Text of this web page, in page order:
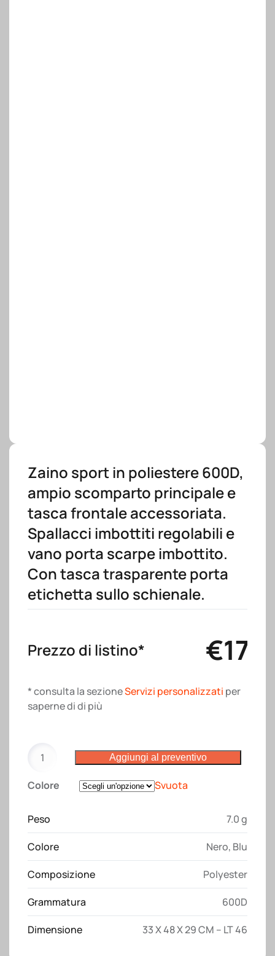
Zaino sport in poliestere 600D,
ampio scomparto principale e
tasca frontale accessoriata.
Spallacci imbottiti regolabili e
vano porta scarpe imbottito.
Con tasca trasparente porta
etichetta sullo schienale.
Prezzo di listino* €
* consulta la sezioneServizi personalizzati per
saperne di di più
sport
in
poliestere
ampio
principale
e
vano
porta
imbottito.
Aggiungi al preventivo
Colore Svuota
Peso 7.0 g
Colore Nero, Blu
Composizione Polyester
Grammatura 600D
Dimensione 33 X 48 X 29 CM – LT 46